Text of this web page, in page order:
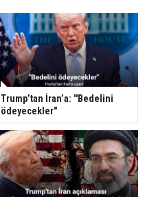
Trump’tan İran’a: ''Bedelini
ödeyecekler"